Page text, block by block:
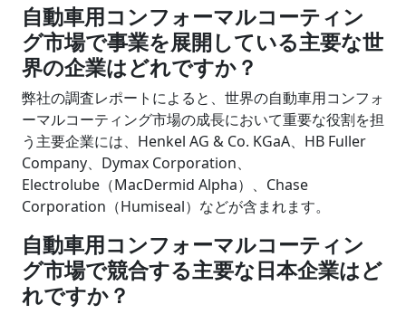
自動車用コンフォーマルコーティン
グ市場で事業を展開している主要な世
界の企業はどれですか？
弊社の調査レポートによると、世界の自動車用コンフォ
ーマルコーティング市場の成長において重要な役割を担
う主要企業には、Henkel AG & Co. KGaA、HB Fuller
Company、Dymax Corporation、
Electrolube（MacDermid Alpha）、Chase
Corporation（Humiseal）などが含まれます。
自動車用コンフォーマルコーティン
グ市場で競合する主要な日本企業はど
れですか？